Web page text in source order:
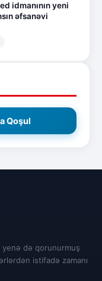
idmanının yeni
əfsanəvi
Qoşul
yenə də qorunurmuş
istifadə zamanı